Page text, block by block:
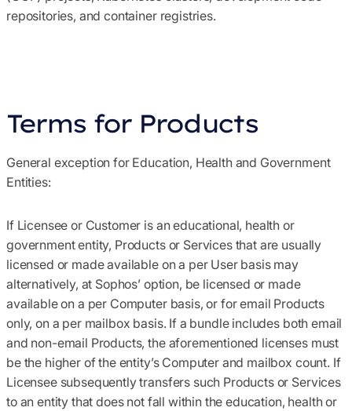
repositories, and container registries.
Terms for Products
General exception for Education, Health and Government
Entities:
If Licensee or Customer is an educational, health or
government entity, Products or Services that are usually
licensed or made available on a per User basis may
alternatively, at Sophos’ option, be licensed or made
available on a per Computer basis, or for email Products
only, on a per mailbox basis. If a bundle includes both email
and non-email Products, the aforementioned licenses must
be the higher of the entity’s Computer and mailbox count. If
Licensee subsequently transfers such Products or Services
to an entity that does not fall within the education, health or